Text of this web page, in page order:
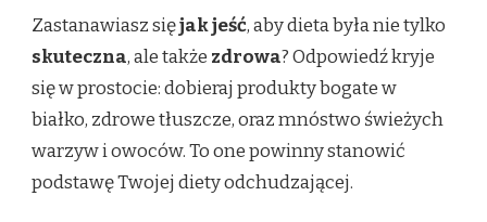
Zastanawiasz sięjak jeść, aby dieta była nie tylko
skuteczna, ale także zdrowa? Odpowiedź kryje
się w prostocie: dobieraj produkty bogate w
białko, zdrowe tłuszcze, oraz mnóstwo świeżych
warzyw i owoców. To one powinny stanowić
podstawę Twojej diety odchudzającej.